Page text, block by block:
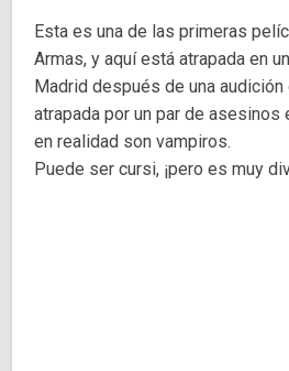
Esta es una de las primeras
Armas, y aquí está atrapada en
Madrid después de una
atrapada por un par de asesinos
en realidad son vampiros.
Puede ser cursi, ¡pero es muy